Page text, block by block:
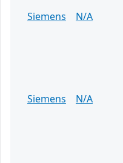
Siemens
N/A
Siemens
N/A